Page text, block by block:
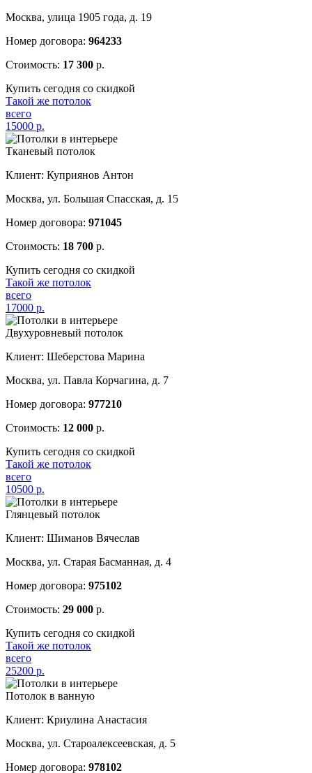
Москва, улица 1905 года, д. 19
Номер договора: 964233
Стоимость: 17 300 р.
Купить сегодня со скидкой
Такой же потолок
всего
15000 р.
Тканевый потолок
Клиент: Куприянов Антон
Москва, ул. Большая Спасская, д. 15
Номер договора: 971045
Стоимость: 18 700 р.
Купить сегодня со скидкой
Такой же потолок
всего
17000 р.
Двухуровневый потолок
Клиент: Шеберстова Марина
Москва, ул. Павла Корчагина, д. 7
Номер договора: 977210
Стоимость: 12 000 р.
Купить сегодня со скидкой
Такой же потолок
всего
10500 р.
Глянцевый потолок
Клиент: Шиманов Вячеслав
Москва, ул. Старая Басманная, д. 4
Номер договора: 975102
Стоимость: 29 000 р.
Купить сегодня со скидкой
Такой же потолок
всего
25200 р.
Потолок в ванную
Клиент: Криулина Анастасия
Москва, ул. Староалексеевская, д. 5
Номер договора: 978102